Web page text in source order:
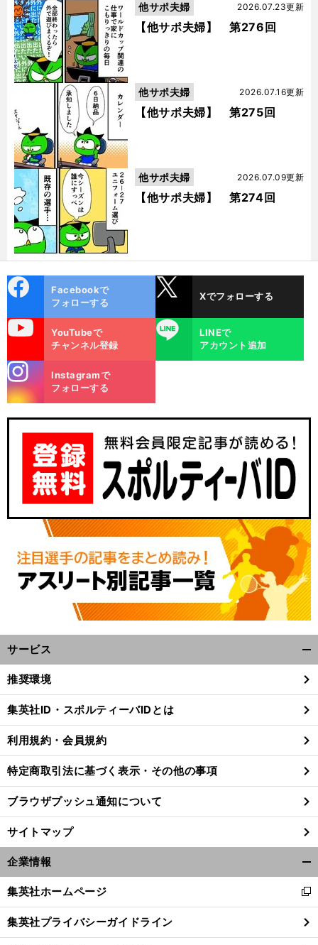
【他サポ夫婦】 第276回
2026.07.23更新
他サポ夫婦
【他サポ夫婦】 第275回
2026.07.16更新
他サポ夫婦
【他サポ夫婦】 第274回
2026.07.09更新
他サポ夫婦
ok
Facebookで
フォローする
Xでフォローする
YouTubeで
チャンネル登録
LINE
LINEで
アカウント追加
m
Instagramで
フォローする
サービス
閉
る
推奨環境
集英社ID・スポルティーバIDとは
利用規約・会員規約
特定商取引法に基づく表示・その他の事項
ブラウザプッシュ通知について
サイトマップ
企業情報
閉
る
集英社ホームページ
新
し
い
ウ
集英社プライバシーガイドライン